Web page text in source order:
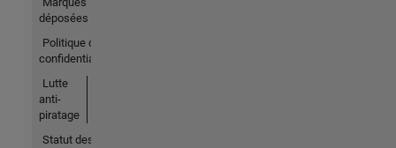
déposées
Politique de
confidentialité
Lutte
anti-
piratage
Statut des